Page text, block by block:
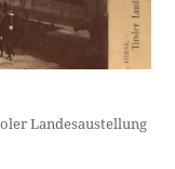
Landesaustellung